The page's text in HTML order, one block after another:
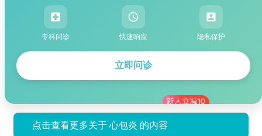
专科问诊 快速响应 隐私保护
立即问诊
点击查看更多关于 心包炎 的内容